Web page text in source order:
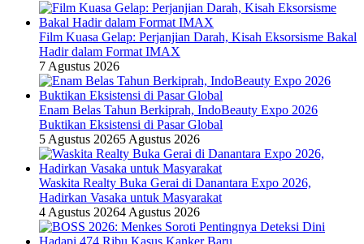
Film Kuasa Gelap: Perjanjian Darah, Kisah Eksorsisme Bakal
Hadir dalam Format IMAX
7 Agustus 2026
Enam Belas Tahun Berkiprah, IndoBeauty Expo 2026
Buktikan Eksistensi di Pasar Global
5 Agustus 20265 Agustus 2026
Waskita Realty Buka Gerai di Danantara Expo 2026,
Hadirkan Vasaka untuk Masyarakat
4 Agustus 20264 Agustus 2026